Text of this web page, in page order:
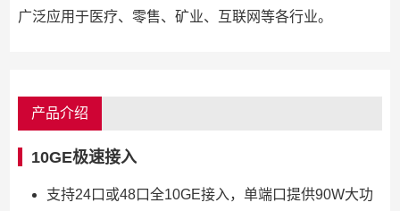
广泛应用于医疗、零售、矿业、互联网等各行业。
产品介绍
10GE极速接入
支持24口或48口全10GE接入，单端口提供90W大功